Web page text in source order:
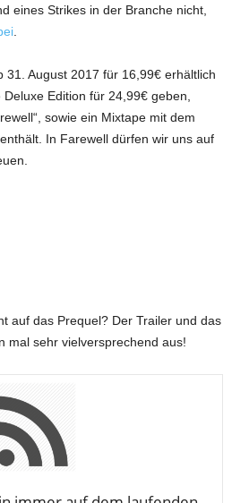
eines Strikes in der Branche nicht,
31. August 2017 für 16,99€ erhältlich
Edition für 24,99€ geben,
sowie ein Mixtape mit dem
In Farewell dürfen wir uns auf
auf das Prequel? Der Trailer und das
mal sehr vielversprechend aus!